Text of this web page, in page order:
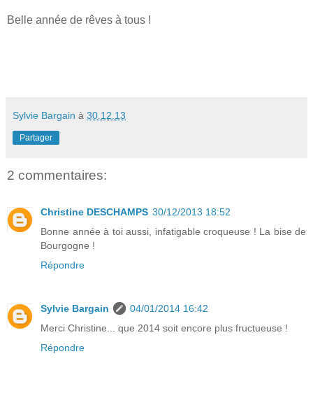
Belle année de rêves à tous !
Sylvie Bargain à 30.12.13
Partager
2 commentaires:
Christine DESCHAMPS 30/12/2013 18:52
Bonne année à toi aussi, infatigable croqueuse ! La bise de
Bourgogne !
Répondre
Sylvie Bargain
04/01/2014 16:42
Merci Christine... que 2014 soit encore plus fructueuse !
Répondre